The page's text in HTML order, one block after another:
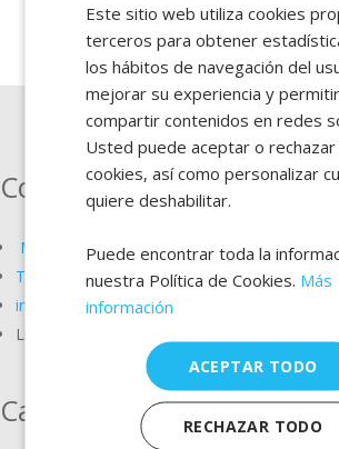
Contacto
Margarita Barceló
Teléfono / Whatsapp: +34 620 805 633
info@mallorcavacationvillas.com
Licencia CR69BAL
Casas
Este sitio web utiliza cookies
terceros para obtener
los hábitos de navegación del
mejorar su experiencia y
compartir contenidos en redes
Usted puede aceptar o rechazar
cookies, así como personalizar
quiere deshabilitar.
Puede encontrar toda la
nuestra Política de Cookies. Más
información
ACEPTAR TODO
RECHAZAR TODO